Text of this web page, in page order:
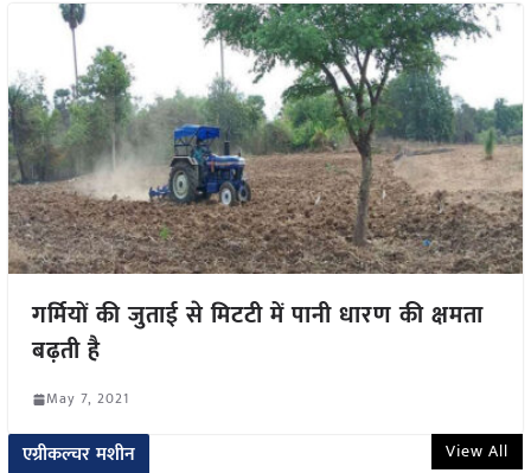
गर्मियों की जुताई से मिटटी में पानी धारण की क्षमता
बढ़ती है
May 7, 2021
एग्रीकल्चर मशीन View All